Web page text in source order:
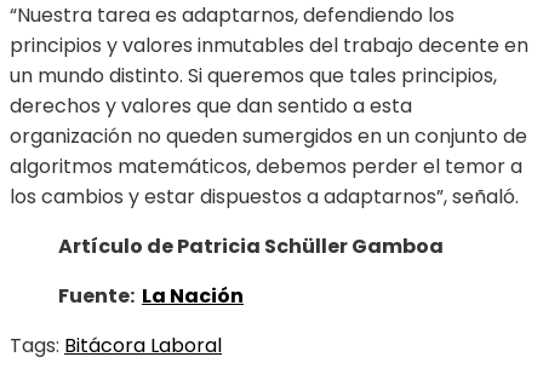
“Nuestra tarea es adaptarnos, defendiendo los
principios y valores inmutables del trabajo decente en
un mundo distinto. Si queremos que tales principios,
derechos y valores que dan sentido a esta
organización no queden sumergidos en un conjunto de
algoritmos matemáticos, debemos perder el temor a
los cambios y estar dispuestos a adaptarnos”, señaló.
Artículo de Patricia Schüller Gamboa
Fuente: La Nación
Tags: Bitácora Laboral